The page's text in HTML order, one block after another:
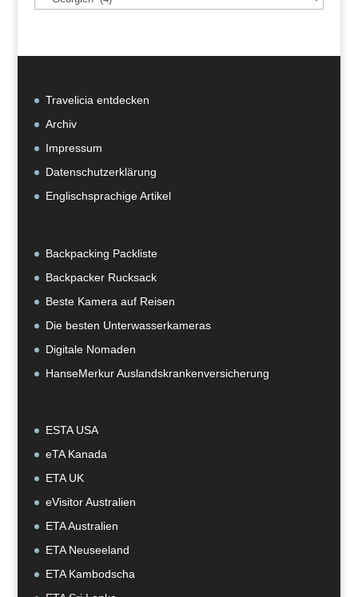
nach
Travelicia entdecken
Archiv
Impressum
Datenschutzerklärung
Englischsprachige Artikel
Backpacking Packliste
Backpacker Rucksack
Beste Kamera auf Reisen
Die besten Unterwasserkameras
Digitale Nomaden
HanseMerkur Auslandskrankenversicherung
ESTA USA
eTA Kanada
ETA UK
eVisitor Australien
ETA Australien
ETA Neuseeland
ETA Kambodscha